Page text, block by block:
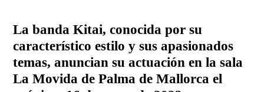
La banda Kitai, conocida por su
característico estilo y sus apasionados
temas, anuncian su actuación en la sala
La Movida de Palma de Mallorca el